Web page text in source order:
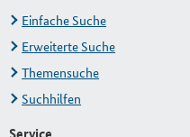
Einfache Suche
Erweiterte Suche
Themensuche
Suchhilfen